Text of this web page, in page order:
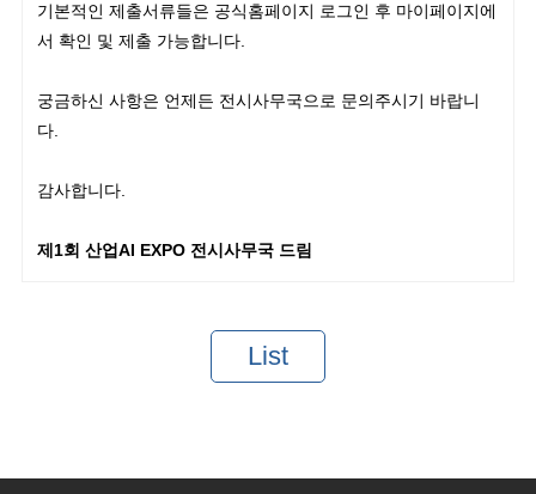
기본적인 제출서류들은 공식홈페이지 로그인 후 마이페이지에
서 확인 및 제출 가능합니다.
궁금하신 사항은 언제든 전시사무국으로 문의주시기 바랍니
다.
감사합니다.
제1회 산업AI EXPO 전시사무국 드림
List